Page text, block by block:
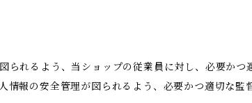
れるよう、当ショップの従業員に対し、必要かつ
報の安全管理が図られるよう、必要かつ適切な監